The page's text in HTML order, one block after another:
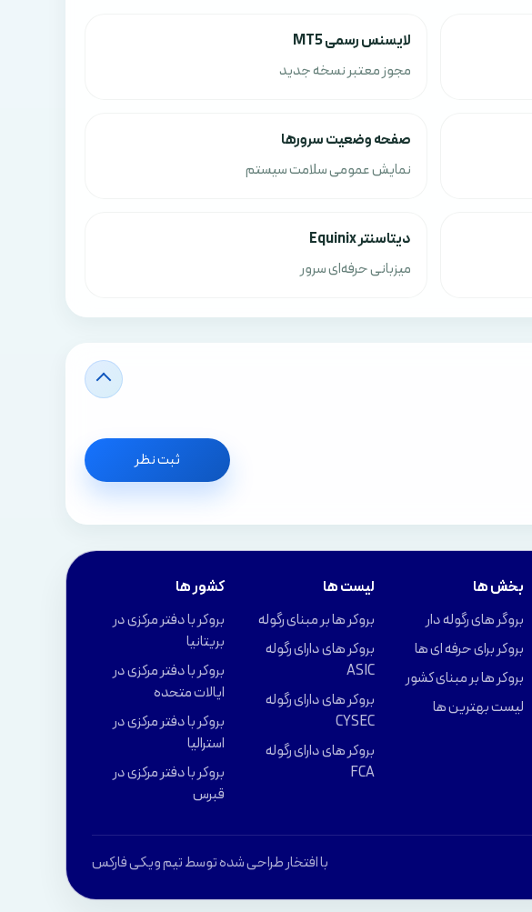
لایسنس رسمی MT5
مجوز معتبر نسخه جدید
صفحه وضعیت سرورها
نمایش عمومی سلامت سیستم
دیتاسنتر Equinix
میزبانی حرفه‌ای سرور
ثبت نظر
بخش ها
بروگر های رگوله دار
بروکر برای حرفه ای ها
بروکر ها بر مبنای کشور
لیست بهترین ها
لیست ها
بروکر ها بر مبنای رگوله
بروکر های دارای رگوله
ASIC
بروکر های دارای رگوله
CYSEC
بروکر های دارای رگوله
FCA
کشور ها
بروکر با دفتر مرکزی در
بریتانیا
بروکر با دفتر مرکزی در
ایالات متحده
بروکر با دفتر مرکزی در
استرالیا
بروکر با دفتر مرکزی در
قبرس
با افتخار طراحی شده توسط تیم ویکی فارکس